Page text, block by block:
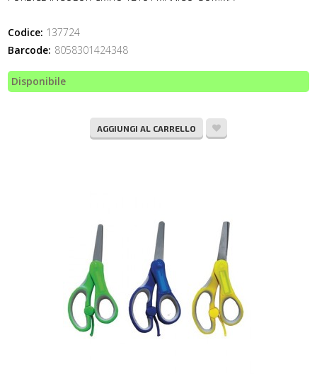
Codice: 137724
Barcode: 8058301424348
Disponibile
AGGIUNGI AL CARRELLO